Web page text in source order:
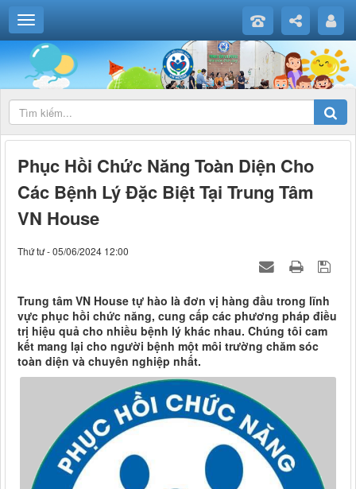
Phục Hồi Chức Năng Toàn Diện Cho
Các Bệnh Lý Đặc Biệt Tại Trung Tâm
VN House
Thứ tư - 05/06/2024 12:00
Trung tâm VN House tự hào là đơn vị hàng đầu trong lĩnh
vực phục hồi chức năng, cung cấp các phương pháp điều
trị hiệu quả cho nhiều bệnh lý khác nhau. Chúng tôi cam
kết mang lại cho người bệnh một môi trường chăm sóc
toàn diện và chuyên nghiệp nhất.